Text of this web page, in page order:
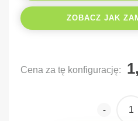
ZOBACZ JAK
Cena za tę konfigurację:
-